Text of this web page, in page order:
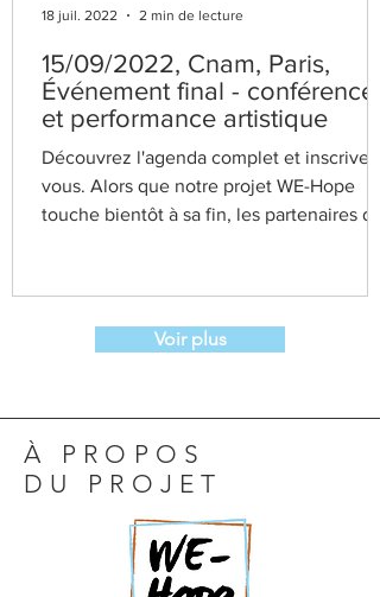
15/09/2022, Cnam, Paris,
Événement final - conférence
et performance artistique
Découvrez l'agenda complet et inscrivez-
vous. Alors que notre projet WE-Hope
touche bientôt à sa fin, les partenaires du
18 juil. 2022 2 min de lecture
Voir plus
À PROPOS
DU PROJET